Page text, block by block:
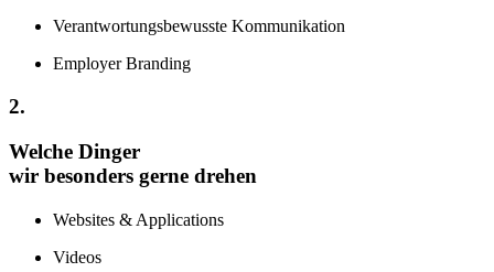
Verantwortungsbewusste Kommunikation
Employer Branding
2.
Welche Dinger
wir besonders gerne drehen
Websites & Applications
Videos